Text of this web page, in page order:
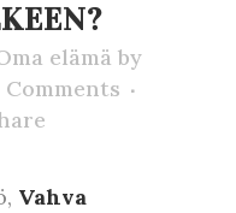
elämä by
Comments
Vahva